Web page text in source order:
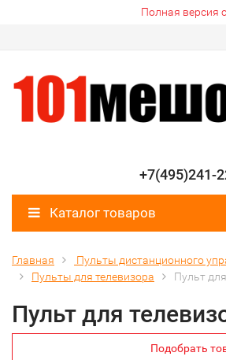
Полная версия
+7(495)241-
Каталог товаров
Главная
Пульты дистанционного
Пульты для телевизора
Пульт
Пульт для
Подобрать